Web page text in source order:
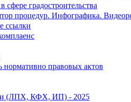
сфере градостроительства
процедур. Инфографика.
ссылки
нормативно правовых актов
(ЛПХ, КФХ, ИП) - 2025